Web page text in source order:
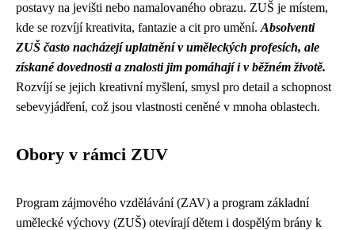
postavy na jevišti nebo namalovaného obrazu. ZUŠ je místem,
kde se rozvíjí kreativita, fantazie a cit pro umění. Absolventi
ZUŠ často nacházejí uplatnění v uměleckých profesích, ale
získané dovednosti a znalosti jim pomáhají i v běžném životě.
Rozvíjí se jejich kreativní myšlení, smysl pro detail a schopnost
sebevyjádření, což jsou vlastnosti ceněné v mnoha oblastech.
Obory v rámci ZUV
Program zájmového vzdělávání (ZAV) a program základní
umělecké výchovy (ZUŠ) otevírají dětem i dospělým brány k